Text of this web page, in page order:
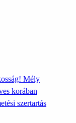
Mély
korában
szertartás